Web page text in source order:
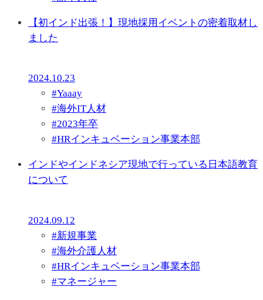
【初インド出張！】現地採用イベントの密着取材し
ました
2024.10.23
#Yaaay
#海外IT人材
#2023年卒
#HRインキュベーション事業本部
インドやインドネシア現地で行っている日本語教育
について
2024.09.12
#新規事業
#海外介護人材
#HRインキュベーション事業本部
#マネージャー